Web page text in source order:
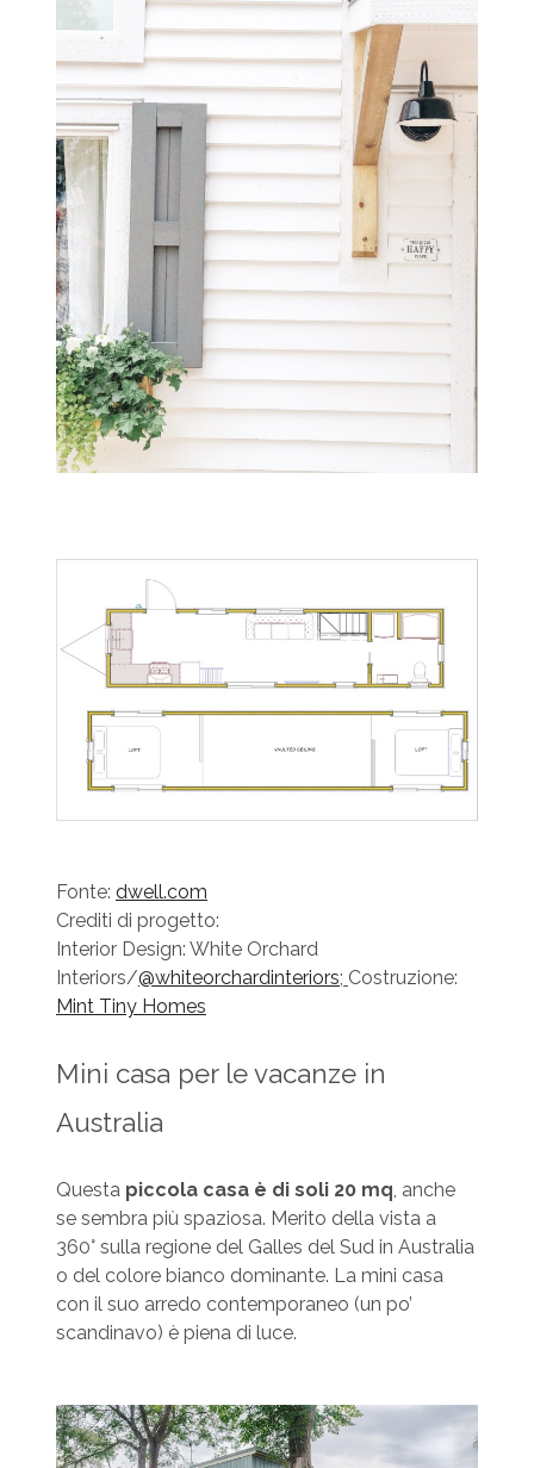
Fonte: dwell.com
Crediti di progetto:
Interior Design: White Orchard
Interiors/@whiteorchardinteriors; Costruzione:
Mint Tiny Homes
Mini casa per le vacanze in
Australia
Questa piccola casa è di soli 20 mq, anche
se sembra più spaziosa. Merito della vista a
360° sulla regione del Galles del Sud in Australia
o del colore bianco dominante. La mini casa
con il suo arredo contemporaneo (un po’
scandinavo) è piena di luce.